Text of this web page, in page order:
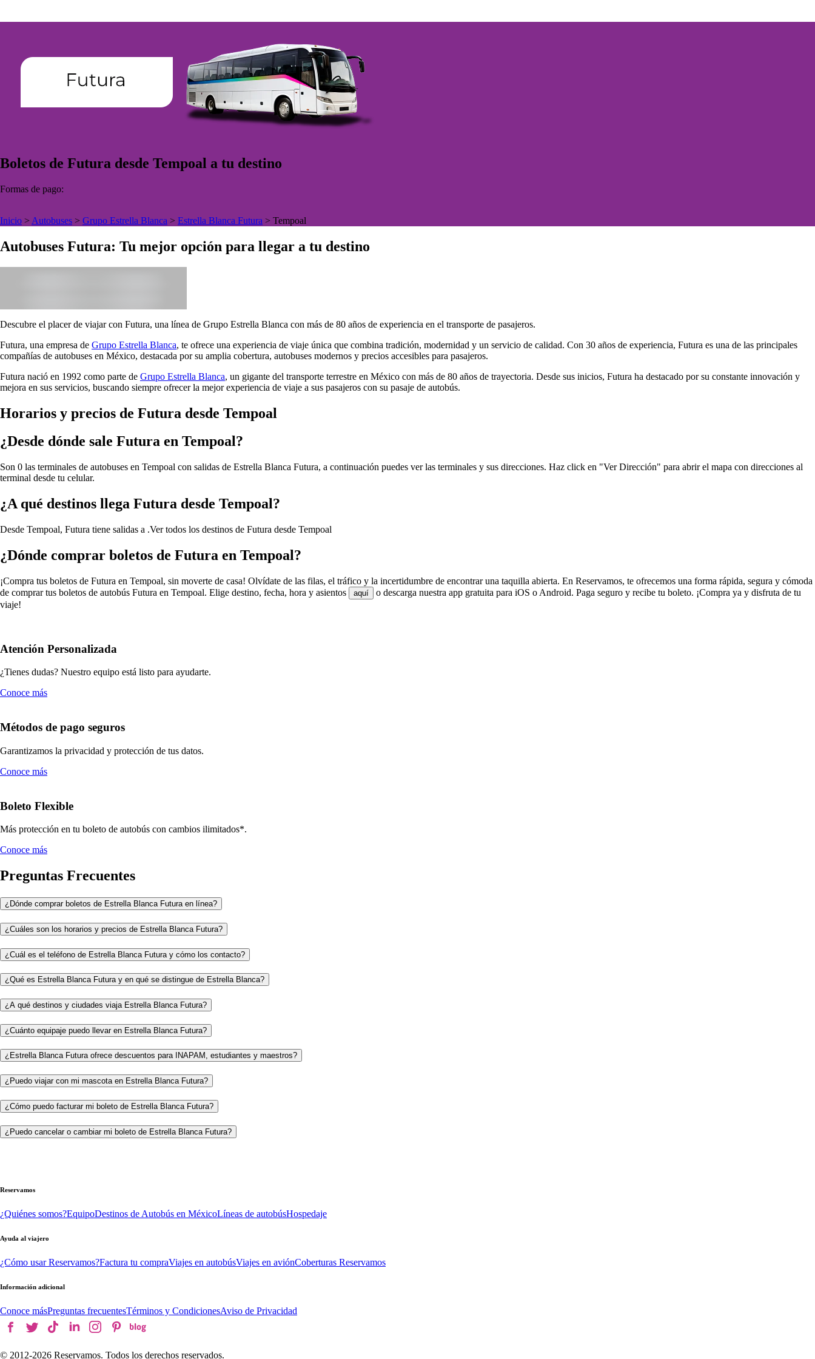
Boletos de Futura desde Tempoal a tu destino
Formas de pago:
Inicio > Autobuses > Grupo Estrella Blanca > Estrella Blanca Futura > Tempoal
Autobuses Futura: Tu mejor opción para llegar a tu destino
Descubre el placer de viajar con Futura, una línea de Grupo Estrella Blanca con más de 80 años de experiencia en el transporte de pasajeros.
Futura, una empresa de Grupo Estrella Blanca, te ofrece una experiencia de viaje única que combina tradición, modernidad y un servicio de calidad. Con 30 años de experiencia, Futura es una de las principales
compañías de autobuses en México, destacada por su amplia cobertura, autobuses modernos y precios accesibles para pasajeros.
Futura nació en 1992 como parte de Grupo Estrella Blanca, un gigante del transporte terrestre en México con más de 80 años de trayectoria. Desde sus inicios, Futura ha destacado por su constante innovación y
mejora en sus servicios, buscando siempre ofrecer la mejor experiencia de viaje a sus pasajeros con su pasaje de autobús.
Horarios y precios de Futura desde Tempoal
¿Desde dónde sale Futura en Tempoal?
Son 0 las terminales de autobuses en Tempoal con salidas de Estrella Blanca Futura, a continuación puedes ver las terminales y sus direcciones. Haz click en "Ver Dirección" para abrir el mapa con direcciones al
terminal desde tu celular.
¿A qué destinos llega Futura desde Tempoal?
Desde Tempoal, Futura tiene salidas a .Ver todos los destinos de Futura desde Tempoal
¿Dónde comprar boletos de Futura en Tempoal?
¡Compra tus boletos de Futura en Tempoal, sin moverte de casa! Olvídate de las filas, el tráfico y la incertidumbre de encontrar una taquilla abierta. En Reservamos, te ofrecemos una forma rápida, segura y cómoda
de comprar tus boletos de autobús Futura en Tempoal. Elige destino, fecha, hora y asientos
aquí
o descarga nuestra app gratuita para iOS o Android. Paga seguro y recibe tu boleto. ¡Compra ya y disfruta de tu
viaje!
Atención Personalizada
¿Tienes dudas? Nuestro equipo está listo para ayudarte.
Conoce más
Métodos de pago seguros
Garantizamos la privacidad y protección de tus datos.
Conoce más
Boleto Flexible
Más protección en tu boleto de autobús con cambios ilimitados*.
Conoce más
Preguntas Frecuentes
¿Dónde comprar boletos de Estrella Blanca Futura en línea?
¿Cuáles son los horarios y precios de Estrella Blanca Futura?
¿Cuál es el teléfono de Estrella Blanca Futura y cómo los contacto?
¿Qué es Estrella Blanca Futura y en qué se distingue de Estrella Blanca?
¿A qué destinos y ciudades viaja Estrella Blanca Futura?
¿Cuánto equipaje puedo llevar en Estrella Blanca Futura?
¿Estrella Blanca Futura ofrece descuentos para INAPAM, estudiantes y maestros?
¿Puedo viajar con mi mascota en Estrella Blanca Futura?
¿Cómo puedo facturar mi boleto de Estrella Blanca Futura?
¿Puedo cancelar o cambiar mi boleto de Estrella Blanca Futura?
Reservamos
¿Quiénes somos?EquipoDestinos de Autobús en MéxicoLíneas de autobúsHospedaje
Ayuda al viajero
¿Cómo usar Reservamos?Factura tu compraViajes en autobúsViajes en aviónCoberturas Reservamos
Información adicional
Conoce másPreguntas frecuentesTérminos y CondicionesAviso de Privacidad
© 2012-2026 Reservamos. Todos los derechos reservados.